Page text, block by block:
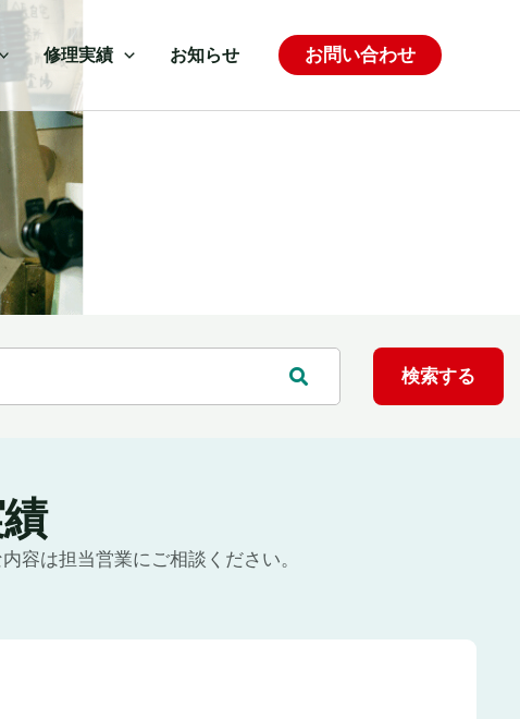
修理実績 お知らせ お問い合わせ
容は担当営業にご相談ください。